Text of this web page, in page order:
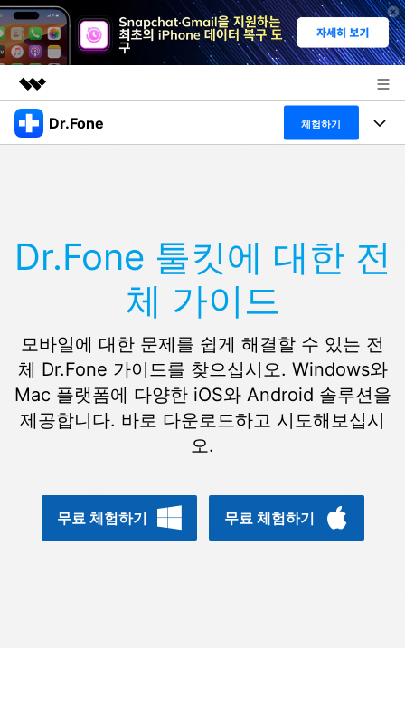
주요 제품
뉴스룸
도움말 센터
Dr.Fone 체험하기
Dr.Fone Basic
데스크탑
온라인
더 보기
탐색 및 발견
닥터폰 하이라이트 살펴보기
사용 방법은 무엇입니까?
고객 지원 센터
다운로드 센터
공식 설치 파일 및 최신 버전 업데이트를 제공
합니다.
리소스 허브
3,000개 이상의 사용 가이드, 전문가 팁 및 최
신 모바일 소식을 확인하세요.
🔓️온라인 잠금 해제
iOS26 다운그레이드
검색하기
Dr.Fone 툴킷에 대한 전
체 가이드
모바일에 대한 문제를 쉽게 해결할 수 있는 전
체 Dr.Fone 가이드를 찾으십시오. Windows와
Mac 플랫폼에 다양한 iOS와 Android 솔루션을
제공합니다. 바로 다운로드하고 시도해보십시
오.
무료 체험하기 무료 체험하기